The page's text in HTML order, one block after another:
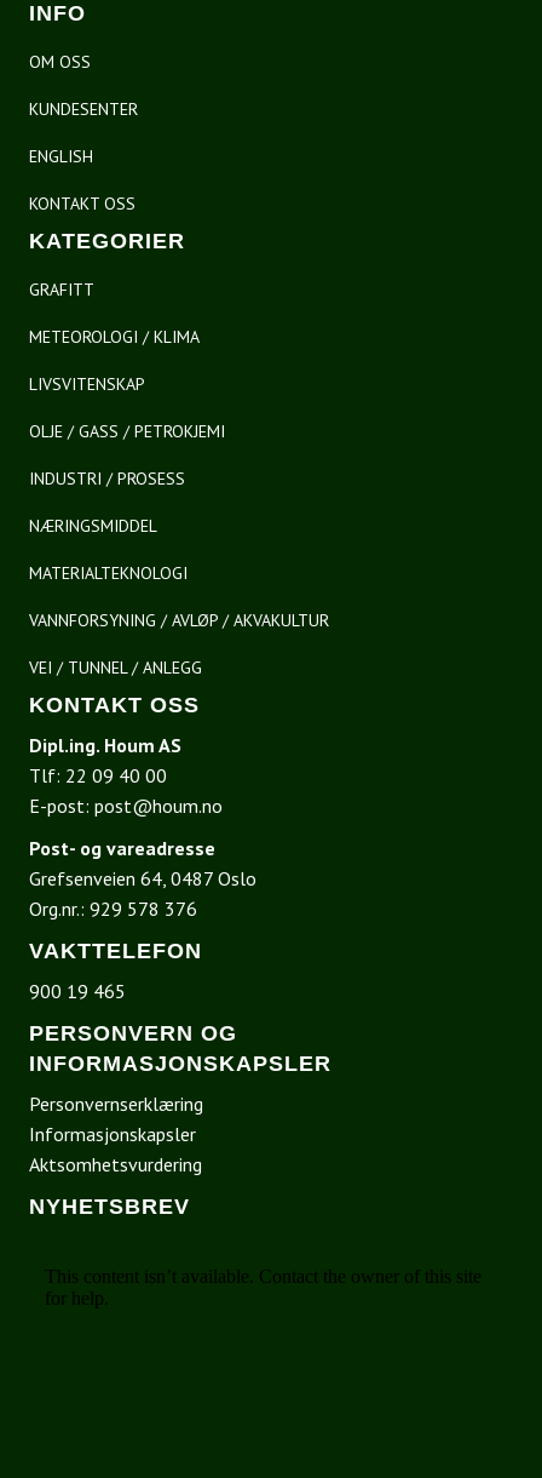
INFO
OM OSS
KUNDESENTER
ENGLISH
KONTAKT OSS
KATEGORIER
GRAFITT
METEOROLOGI / KLIMA
LIVSVITENSKAP
OLJE / GASS / PETROKJEMI
INDUSTRI / PROSESS
NÆRINGSMIDDEL
MATERIALTEKNOLOGI
VANNFORSYNING / AVLØP / AKVAKULTUR
VEI / TUNNEL / ANLEGG
KONTAKT OSS
Dipl.ing. Houm AS
Tlf: 22 09 40 00
E-post: post@houm.no
Post- og vareadresse
Grefsenveien 64, 0487 Oslo
Org.nr.: 929 578 376
VAKTTELEFON
900 19 465
PERSONVERN OG
INFORMASJONSKAPSLER
Personvernserklæring
Informasjonskapsler
Aktsomhetsvurdering
NYHETSBREV